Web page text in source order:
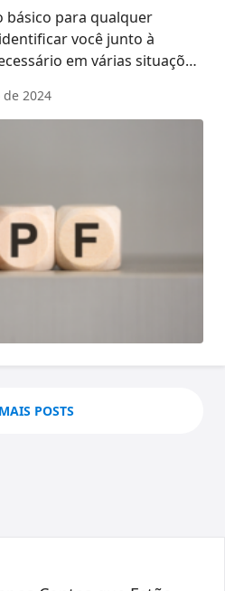
básico para qualquer
você junto à
em várias situações
2024
POSTS